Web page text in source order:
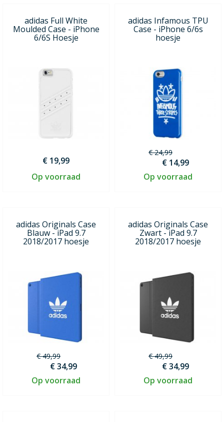
adidas Full White
Moulded Case - iPhone
6/6S Hoesje
€ 19,99
Op voorraad
adidas Infamous TPU
Case - iPhone 6/6s
hoesje
€ 24,99
€ 14,99
Op voorraad
adidas Originals Case
Blauw - iPad 9.7
2018/2017 hoesje
€ 49,99
€ 34,99
Op voorraad
adidas Originals Case
Zwart - iPad 9.7
2018/2017 hoesje
€ 49,99
€ 34,99
Op voorraad